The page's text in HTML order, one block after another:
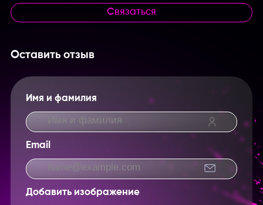
Связаться
Оставить отзыв
Имя и фамилия
Email
Добавить изображение